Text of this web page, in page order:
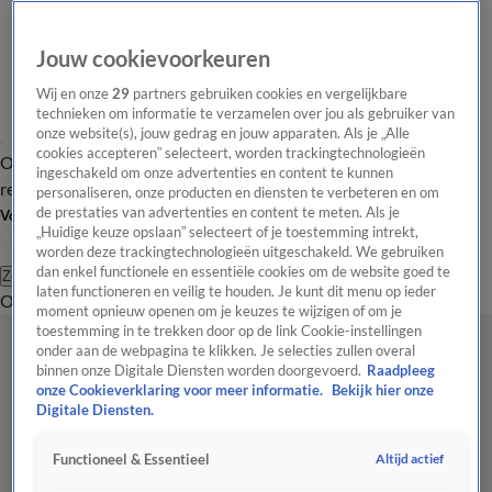
Overzicht Laatste nieuws Regionieuws Het beste van Hart
Tip de
redactie
Volg Hart van Nederland
Zoeken
OverzichtRegioUitzendingenWeerTip de redactiePanelVideo's
Jouw cookievoorkeuren
Wij en onze29 partners gebruiken cookies en vergelijkbare
technieken om informatie te verzamelen over jou als gebruiker van
onze website(s), jouw gedrag en jouw apparaten. Als je „Alle
cookies accepteren” selecteert, worden trackingtechnologieën
ingeschakeld om onze advertenties en content te kunnen
personaliseren, onze producten en diensten te verbeteren en om
de prestaties van advertenties en content te meten. Als je
„Huidige keuze opslaan” selecteert of je toestemming intrekt,
worden deze trackingtechnologieën uitgeschakeld. We gebruiken
dan enkel functionele en essentiële cookies om de website goed te
laten functioneren en veilig te houden. Je kunt dit menu op ieder
moment opnieuw openen om je keuzes te wijzigen of om je
toestemming in te trekken door op de link Cookie-instellingen
onder aan de webpagina te klikken. Je selecties zullen overal
binnen onze Digitale Diensten worden doorgevoerd. Raadpleeg
onze Cookieverklaring voor meer informatie.
Bekijk hier onze
Digitale Diensten.
Functioneel & Essentieel Altijd actief